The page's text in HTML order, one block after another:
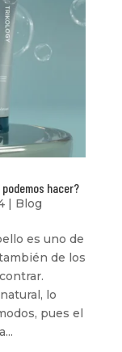
hacer?
| Blog
es uno de
de los
lo
pues el